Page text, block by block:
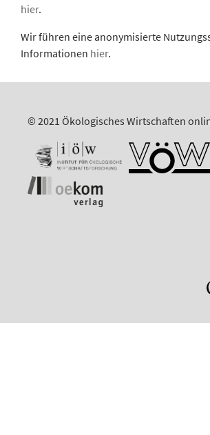
hier.
Wir führen eine anonymisierte
Informationen hier.
© 2021 Ökologisches Wirtschaften